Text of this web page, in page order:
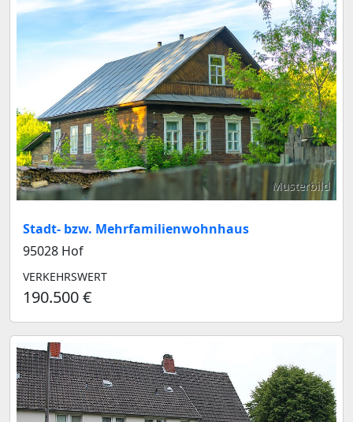
Musterbild
Stadt- bzw. Mehrfamilienwohnhaus
95028 Hof
VERKEHRSWERT
190.500 €